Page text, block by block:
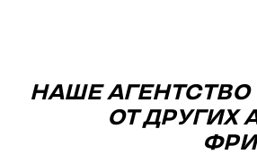
НАШЕ АГЕНТСТВО
ОТ ДРУГИХ